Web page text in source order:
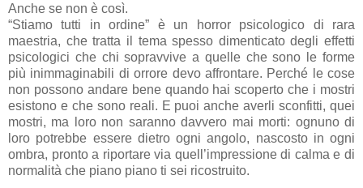
Anche se non è così.
“Stiamo tutti in ordine” è un horror psicologico di rara
maestria, che tratta il tema spesso dimenticato degli effetti
psicologici che chi sopravvive a quelle che sono le forme
più inimmaginabili di orrore devo affrontare. Perché le cose
non possono andare bene quando hai scoperto che i mostri
esistono e che sono reali. E puoi anche averli sconfitti, quei
mostri, ma loro non saranno davvero mai morti: ognuno di
loro potrebbe essere dietro ogni angolo, nascosto in ogni
ombra, pronto a riportare via quell’impressione di calma e di
normalità che piano piano ti sei ricostruito.